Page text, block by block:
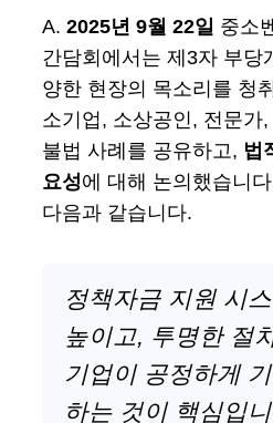
A.2025년 9월 22일 중소
간담회에서는 제3자 부당
양한 현장의 목소리를 청
소기업, 소상공인, 전문가,
불법 사례를 공유하고, 법
요성에 대해 논의했습니
다음과 같습니다.
정책자금 지원 시
높이고, 투명한 절
기업이 공정하게
하는 것이 핵심입